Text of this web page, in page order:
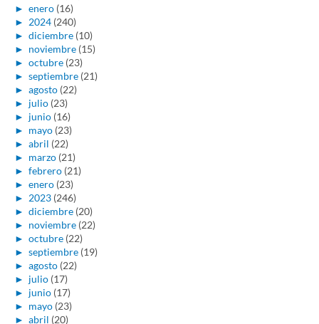
► enero (16)
► 2024 (240)
► diciembre (10)
► noviembre (15)
► octubre (23)
► septiembre (21)
► agosto (22)
► julio (23)
► junio (16)
► mayo (23)
► abril (22)
► marzo (21)
► febrero (21)
► enero (23)
► 2023 (246)
► diciembre (20)
► noviembre (22)
► octubre (22)
► septiembre (19)
► agosto (22)
► julio (17)
► junio (17)
► mayo (23)
► abril (20)